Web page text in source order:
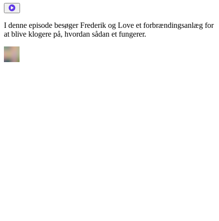
I denne episode besøger Frederik og Love et forbrændingsanlæg for
at blive klogere på, hvordan sådan et fungerer.